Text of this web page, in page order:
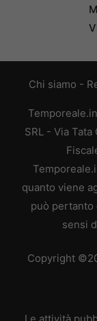
Chi siamo -
SRL - Via
quanto viene
può pertanto
sensi
Copyright